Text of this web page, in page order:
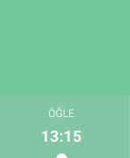
ÖĞLE
13:15